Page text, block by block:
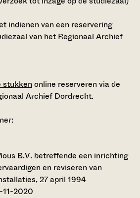
indienen van een reservering
van het Regionaal Archief
stukkenonline reserveren via de
Archief Dordrecht.
B.V. betreffende een inrichting
en reviseren van
27 april 1994
2020